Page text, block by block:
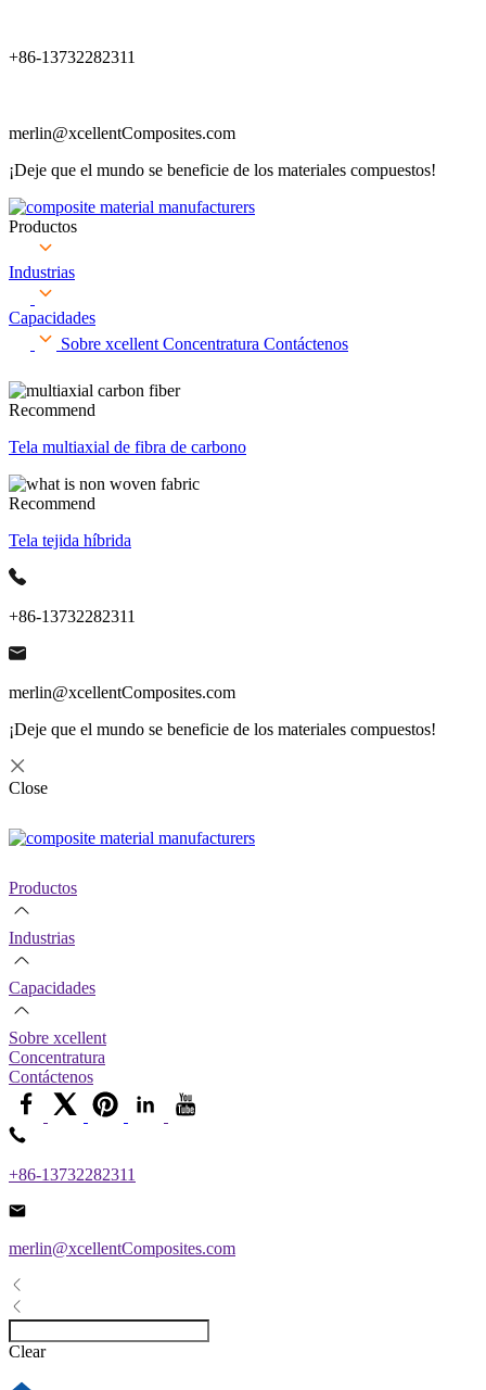
+86-13732282311
merlin@xcellentComposites.com
¡Deje que el mundo se beneficie de los materiales compuestos!
Productos
Industrias
Capacidades
Sobre xcellent Concentratura Contáctenos
Recommend
Tela multiaxial de fibra de carbono
Recommend
Tela tejida híbrida
+86-13732282311
merlin@xcellentComposites.com
¡Deje que el mundo se beneficie de los materiales compuestos!
Close
Productos
Industrias
Capacidades
Sobre xcellent
Concentratura
Contáctenos
+86-13732282311
merlin@xcellentComposites.com
Clear